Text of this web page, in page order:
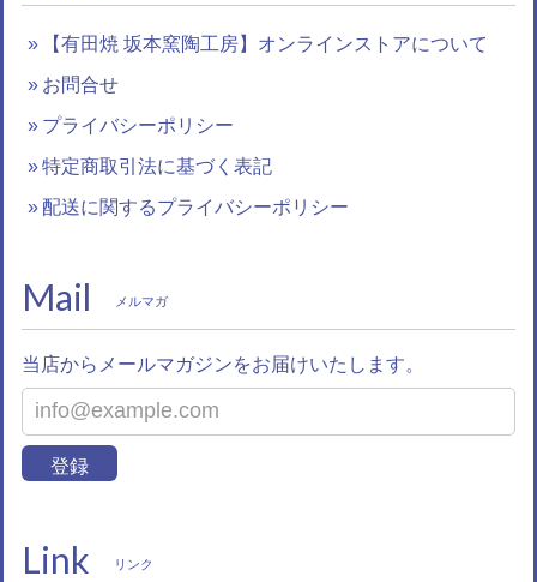
【有田焼 坂本窯陶工房】オンラインストアについて
お問合せ
プライバシーポリシー
特定商取引法に基づく表記
配送に関するプライバシーポリシー
Mail メルマガ
当店からメールマガジンをお届けいたします。
登録
Link リンク